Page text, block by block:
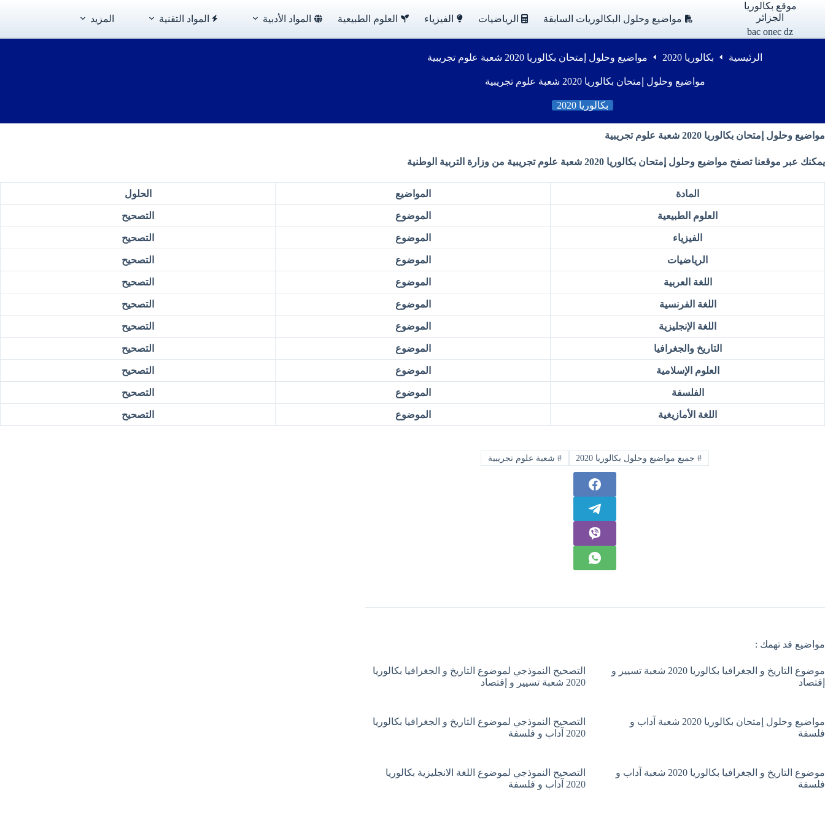
موقع بكالوريا
الجزائر
bac onec dz
مواضيع وحلول البكالوريات السابقة الرياضيات الفيزياء العلوم الطبيعية المواد الأدبية المواد التقنية المزيد
الرئيسية بكالوريا 2020 مواضيع وحلول إمتحان بكالوريا 2020 شعبة علوم تجريبية
مواضيع وحلول إمتحان بكالوريا 2020 شعبة علوم تجريبية
بكالوريا 2020
مواضيع وحلول إمتحان بكالوريا 2020 شعبة علوم تجريبية
يمكنك عبر موقعنا تصفح مواضيع وحلول إمتحان بكالوريا 2020 شعبة علوم تجريبية من وزارة التربية الوطنية
المادة المواضيع الحلول
العلوم الطبيعية الموضوع التصحيح
الفيزياء الموضوع التصحيح
الرياضيات الموضوع التصحيح
اللغة العربية الموضوع التصحيح
اللغة الفرنسية الموضوع التصحيح
اللغة الإنجليزية الموضوع التصحيح
التاريخ والجغرافيا الموضوع التصحيح
العلوم الإسلامية الموضوع التصحيح
الفلسفة الموضوع التصحيح
اللغة الأمازيغية الموضوع التصحيح
#جميع مواضيع وحلول بكالوريا 2020 # شعبة علوم تجريبية
مواضيع قد تهمك :
موضوع التاريخ و الجغرافيا بكالوريا 2020 شعبة تسيير و
إقتصاد
التصحيح النموذجي لموضوع التاريخ و الجغرافيا بكالوريا
2020 شعبة تسيير و إقتصاد
مواضيع وحلول إمتحان بكالوريا 2020 شعبة آداب و
فلسفة
التصحيح النموذجي لموضوع التاريخ و الجغرافيا بكالوريا
2020 آداب و فلسفة
موضوع التاريخ و الجغرافيا بكالوريا 2020 شعبة آداب و
فلسفة
التصحيح النموذجي لموضوع اللغة الانجليزية بكالوريا
2020 آداب و فلسفة